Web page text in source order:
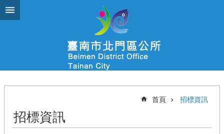
跳到主要內容區塊
首頁 招標資訊
招標資訊